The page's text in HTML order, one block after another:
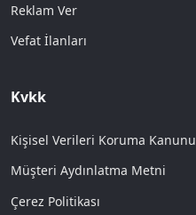
Reklam Ver
Vefat İlanları
Kvkk
Kişisel Verileri Koruma Kanunu
Müşteri Aydınlatma Metni
Çerez Politikası